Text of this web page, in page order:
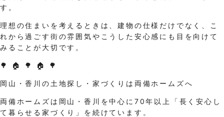
す。
理想の住まいを考えるときは、建物の仕様だけでなく、こ
れから過ごす街の雰囲気やこうした安心感にも目を向けて
みることが大切です。
🌳 🏠 🌳 🏠 🌳
岡山・香川の土地探し・家づくりは両備ホームズへ
両備ホームズは岡山・香川を中心に70年以上「長く安心し
て暮らせる家づくり」を続けています。